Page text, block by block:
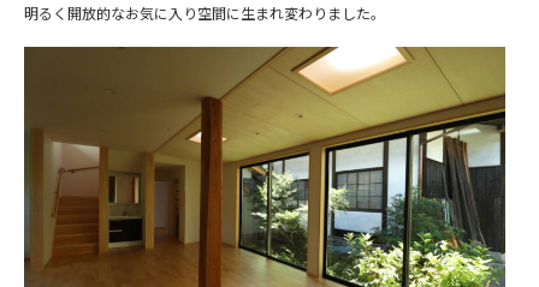
明るく開放的なお気に入り空間に生まれ変わりました。